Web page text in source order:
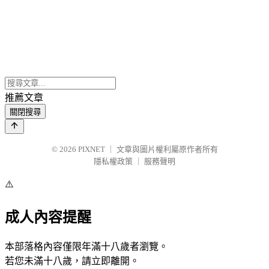
推薦文章
關閉搜尋
© 2026 PIXNET
文章與圖片權利屬原作者所有
隱私權政策
服務聲明
⚠️
成人內容提醒
本部落格內容僅限年滿十八歲者瀏覽。
若您未滿十八歲，請立即離開。